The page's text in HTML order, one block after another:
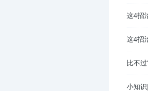
这4招
这4招
比不
小知